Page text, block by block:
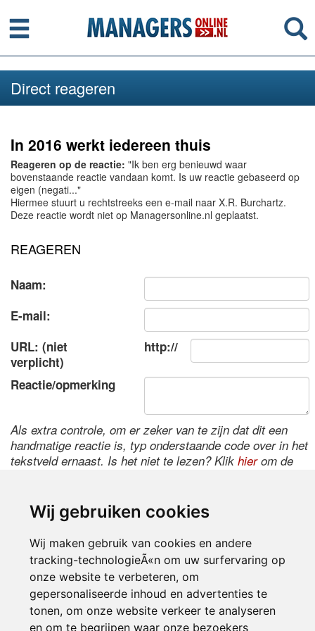
Wij gebruiken cookies
Wij maken gebruik van cookies en andere
tracking-technologieÃ«n om uw surfervaring op
onze website te verbeteren, om
gepersonaliseerde inhoud en advertenties te
tonen, om onze website verkeer te analyseren
en om te begrijpen waar onze bezoekers
Menu
Direct reageren
In 2016 werkt iedereen thuis
Reageren op de reactie: "Ik ben erg benieuwd waar
bovenstaande reactie vandaan komt. Is uw reactie gebaseerd op
eigen (negati..."
Hiermee stuurt u rechtstreeks een e-mail naar X.R. Burchartz.
Deze reactie wordt niet op Managersonline.nl geplaatst.
REAGEREN
Naam:
E-mail:
URL: (niet
verplicht)
http://
Reactie/opmerking
Als extra controle, om er zeker van te zijn dat dit een
handmatige reactie is, typ onderstaande code over in het
tekstveld ernaast. Is het niet te lezen? Klik hierom de